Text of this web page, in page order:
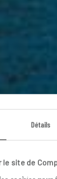
Détails
le site de